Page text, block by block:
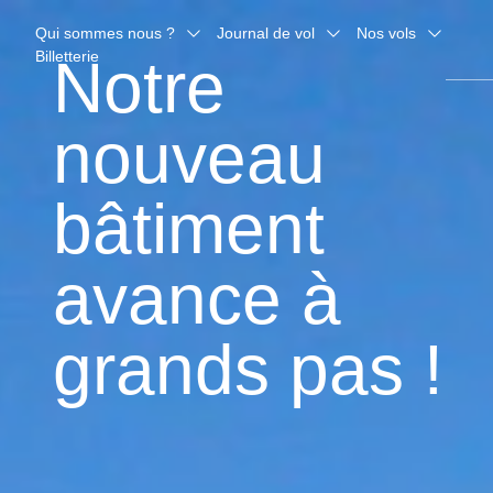
Qui sommes nous ? Journal de vol
Nos vols
Billetterie
Notre
nouveau
bâtiment
avance à
grands pas !